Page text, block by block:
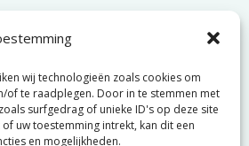
wij technologieën zoals cookies om
te raadplegen. Door in te stemmen met
surfgedrag of unieke ID's op deze site
uw toestemming intrekt, kan dit een
en mogelijkheden.
sinds
44